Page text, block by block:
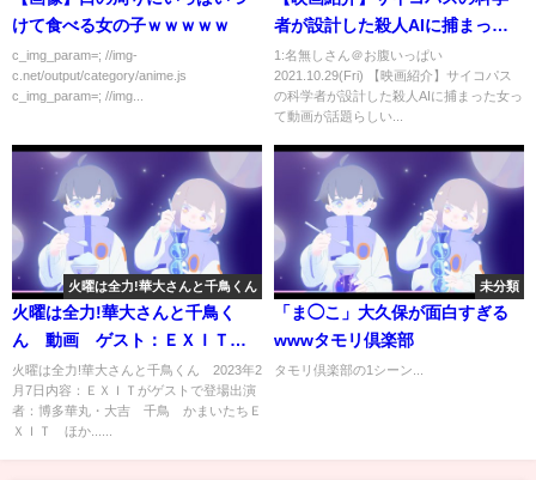
けて食べる女の子ｗｗｗｗｗ
c_img_param=; //img-
c.net/output/category/anime.js
c_img_param=; //img...
者が設計した殺人AIに捕まった
女
1:名無しさん＠お腹いっぱい
2021.10.29(Fri) 【映画紹介】サイコパス
の科学者が設計した殺人AIに捕まった女っ
て動画が話題らしい...
火曜は全力!華大さんと千鳥くん
火曜は全力!華大さんと千鳥く
ん 動画 ゲスト：ＥＸＩＴ 2
月7日
火曜は全力!華大さんと千鳥くん 2023年2
月7日内容：ＥＸＩＴがゲストで登場出演
者：博多華丸・大吉 千鳥 かまいたちＥ
ＸＩＴ ほか......
未分類
「ま◯こ」大久保が面白すぎる
wwwタモリ倶楽部
タモリ倶楽部の1シーン...